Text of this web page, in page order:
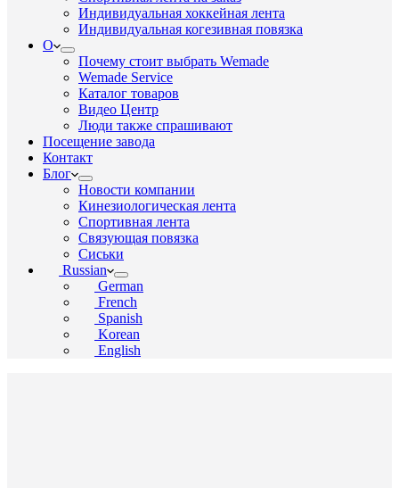
Индивидуальная хоккейная лента
Индивидуальная когезивная повязка
О
Почему стоит выбрать Wemade
Wemade Service
Каталог товаров
Видео Центр
Люди также спрашивают
Посещение завода
Контакт
Блог
Новости компании
Кинезиологическая лента
Спортивная лента
Связующая повязка
Сиськи
Russian
German
French
Spanish
Korean
English